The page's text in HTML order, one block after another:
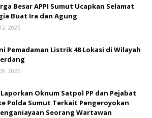
Besar APPI Sumut Ucapkan Selamat
Buat Ira dan Agung
2026
Pemadaman Listrik 48 Lokasi di Wilayah
2026
Oknum Satpol PP dan Pejabat
Polda Sumut Terkait Pengeroyokan
Seorang Wartawan